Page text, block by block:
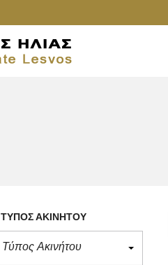
ΤΎΠΟΣ ΑΚΙΝΉΤΟΥ
Τύπος Ακινήτου